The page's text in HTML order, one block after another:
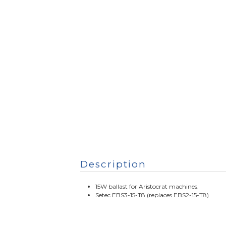
Description
15W ballast for Aristocrat machines.
Setec EBS3-15-T8 (replaces EBS2-15-T8)